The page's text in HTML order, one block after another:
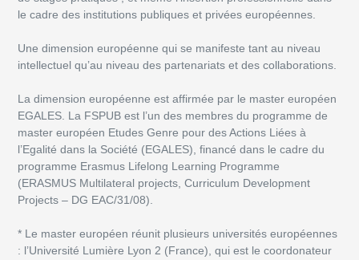
le cadre des institutions publiques et privées européennes.
Une dimension européenne qui se manifeste tant au niveau
intellectuel qu’au niveau des partenariats et des collaborations.
La dimension européenne est affirmée par le master européen
EGALES. La FSPUB est l’un des membres du programme de
master européen Etudes Genre pour des Actions Liées à
l’Egalité dans la Société (EGALES), financé dans le cadre du
programme Erasmus Lifelong Learning Programme
(ERASMUS Multilateral projects, Curriculum Development
Projects – DG EAC/31/08).
* Le master européen réunit plusieurs universités européennes
: l’Université Lumière Lyon 2 (France), qui est le coordonateur